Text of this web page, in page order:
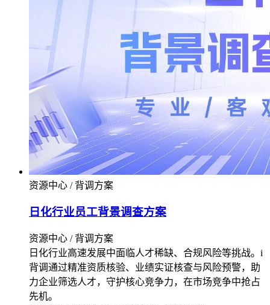
资源中心 / 背调方案
日化行业员工背景调查方案
资源中心 / 背调方案
日化行业高速发展中面临人才稀缺、合规风险等挑战。i
背调通过精准资质核验、业绩实证核查与风险预警，助
力企业筛选人才，守护核心竞争力，在市场竞争中抢占
先机。